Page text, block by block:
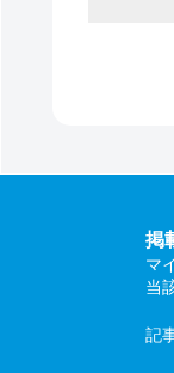
掲
マ
当
記